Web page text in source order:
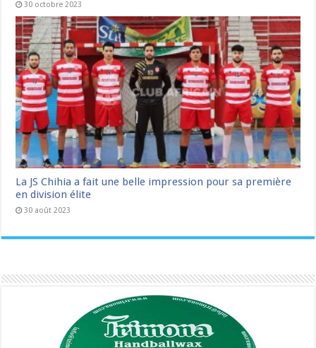
30 octobre 2023
La JS Chihia a fait une belle impression pour sa première
en division élite
30 août 2023